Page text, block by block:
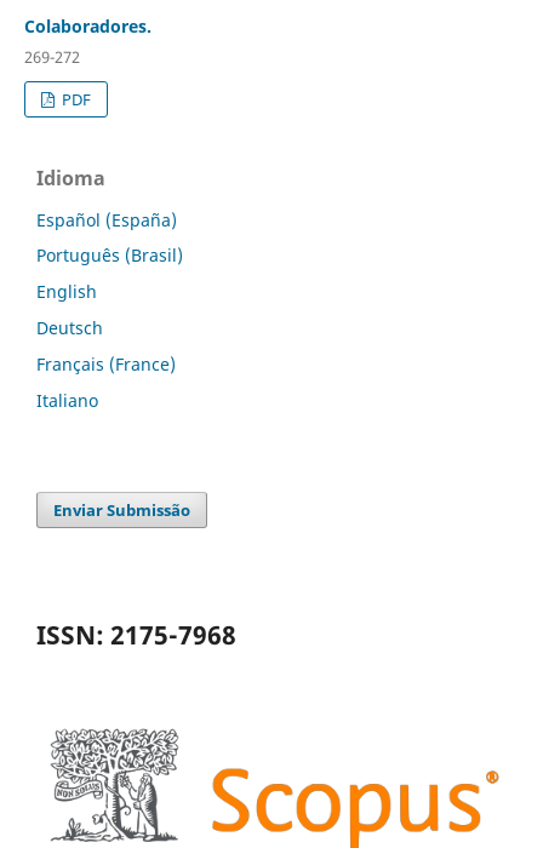
Colaboradores.
269-272
PDF
Idioma
Español (España)
Português (Brasil)
English
Deutsch
Français (France)
Italiano
Enviar Submissão
ISSN: 2175-7968